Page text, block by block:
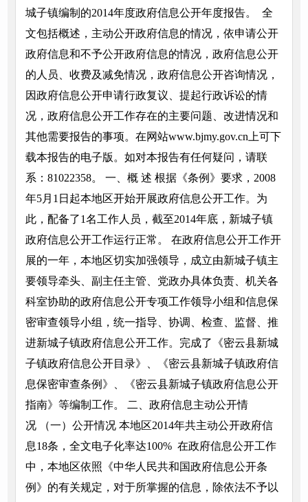
城子镇编制的2014年度政府信息公开年度报告。 全
文包括概述，主动公开政府信息的情况，依申请公开
政府信息和不予公开政府信息的情况，政府信息公开
的人员、收费及减免情况，政府信息公开咨询情况，
因政府信息公开申请行政复议、提起行政诉讼的情
况，政府信息公开工作存在的主要问题、改进情况和
其他需要报告的事项。在网站www.bjmy.gov.cn上可下
载本报告的电子版。如对本报告有任何疑问，请联
系：81022358。 一、概 述 根据《条例》要求，2008
年5月1日起本地区开始开展政府信息公开工作。为
此，配备了1名工作人员，截至2014年底，新城子镇
政府信息公开工作运行正常。 在政府信息公开工作开
展的一年，本地区切实加强领导，成立由新城子镇主
要领导牵头、副主任主管、党政办具体负责、机关各
科室协助的政府信息公开专项工作领导小组和信息保
密审查领导小组，统一指导、协调、检查、监督、推
进新城子镇政府信息公开工作。完成了《密云县新城
子镇政府信息公开目录》、《密云县新城子镇政府信
息保密审查条例》、《密云县新城子镇政府信息公开
指南》等编制工作。 二、政府信息主动公开情
况 （一）公开情况 本地区2014年共主动公开政府信
息18条，全文电子化率达100% 在政府信息公开工作
中，本地区依照《中华人民共和国政府信息公开条
例》的有关规定，对于所掌握的信息，除依法不予以